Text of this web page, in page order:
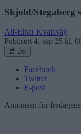
Skjold/Stegaberg
Alf-Einar Kvalavåg
Publisert 4. sep 25 kl.
Del
Facebook
Twitter
E-post
Annonsen for